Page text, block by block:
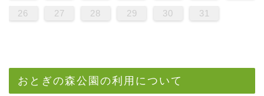
26 27 28 29 30 31
おとぎの森公園の利用について